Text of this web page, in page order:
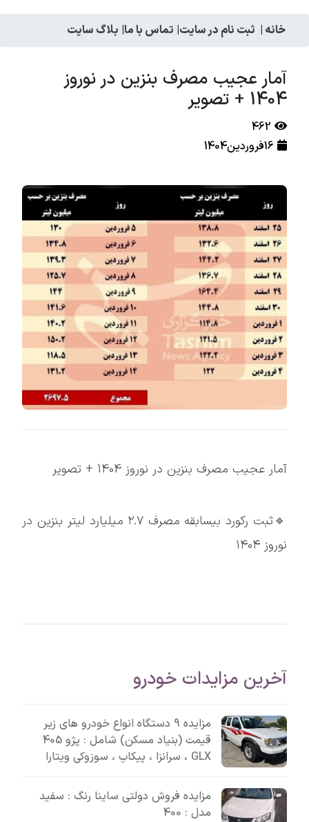
خانه | ثبت نام در سایت| تماس با ما| بلاگ سایت
آمار عجیب مصرف بنزین در نوروز
1404 + تصویر
462
16فروردین1404
آمار عجیب مصرف بنزین در نوروز 1404 + تصویر
🔹ثبت رکورد بیسابقه مصرف ۲.۷ میلیارد لیتر بنزین در
نوروز ۱۴۰۴
آخرین مزایدات خودرو
مزایده 9 دستگاه انواع خودرو های زیر
قیمت (بنیاد مسکن) شامل : پژو 405
GLX ، سرانزا ، پیکاپ ، سوزوکی ویتارا
مزایده فروش دولتی ساینا رنگ : سفید
مدل : 400